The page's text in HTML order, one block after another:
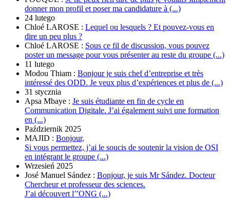
donner mon profil et poser ma candidature à (...)
24 lutego
Chloé LAROSE : Lequel ou lesquels ? Et pouvez-vous en
dire un peu plus ?
Chloé LAROSE : Sous ce fil de discussion, vous pouvez
poster un message pour vous présenter au reste du groupe (...)
11 lutego
Modou Thiam : Bonjour je suis chef d’entreprise et très
intéressé des ODD. Je veux plus d’expériences et plus de (...)
31 stycznia
Apsa Mbaye : Je suis étudiante en fin de cycle en
Communication Digitale. J’ai également suivi une formation
en (...)
Październik 2025
MAJID : Bonjour,
Si vous permettez, j’ai le soucis de soutenir la vision de OSI
en intégrant le groupe (...)
Wrzesień 2025
José Manuel Sández : Bonjour, je suis Mr Sández. Docteur
Chercheur et professeur des sciences.
J’ai découvert l’’ONG (...)